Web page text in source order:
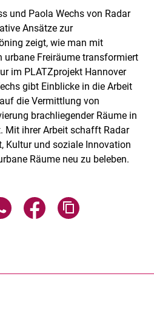
und Paola Wechs von Radar
Ansätze zur
zeigt, wie man mit
urbane Freiräume transformiert
im PLATZprojekt Hannover
gibt Einblicke in die Arbeit
die Vermittlung von
brachliegender Räume in
Mit ihrer Arbeit schafft Radar
Kultur und soziale Innovation
Räume neu zu beleben.
über E-Mail teilen
Seite über WhatsApp teilen
Seite über Facebook